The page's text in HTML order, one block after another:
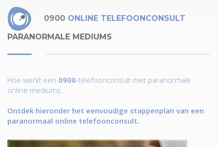
0900 ONLINE TELEFOONCONSULT
PARANORMALE MEDIUMS
Hoe werkt een 0900-telefoonconsult met paranormale
online mediums.
Ontdek hieronder het eenvoudige stappenplan van een
paranormaal online telefoonconsult.